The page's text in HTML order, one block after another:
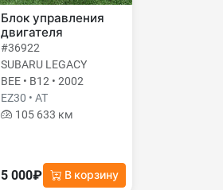
Блок управления
двигателя
#36922
SUBARU LEGACY
BEE • B12 • 2002
EZ30 • AT
105 633 км
5 000₽ В корзину